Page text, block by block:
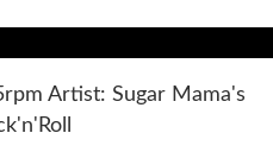
Artist: Sugar Mama's